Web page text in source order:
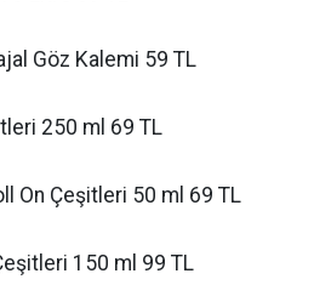
Göz Kalemi 59 TL
250 ml 69 TL
On Çeşitleri 50 ml 69 TL
150 ml 99 TL